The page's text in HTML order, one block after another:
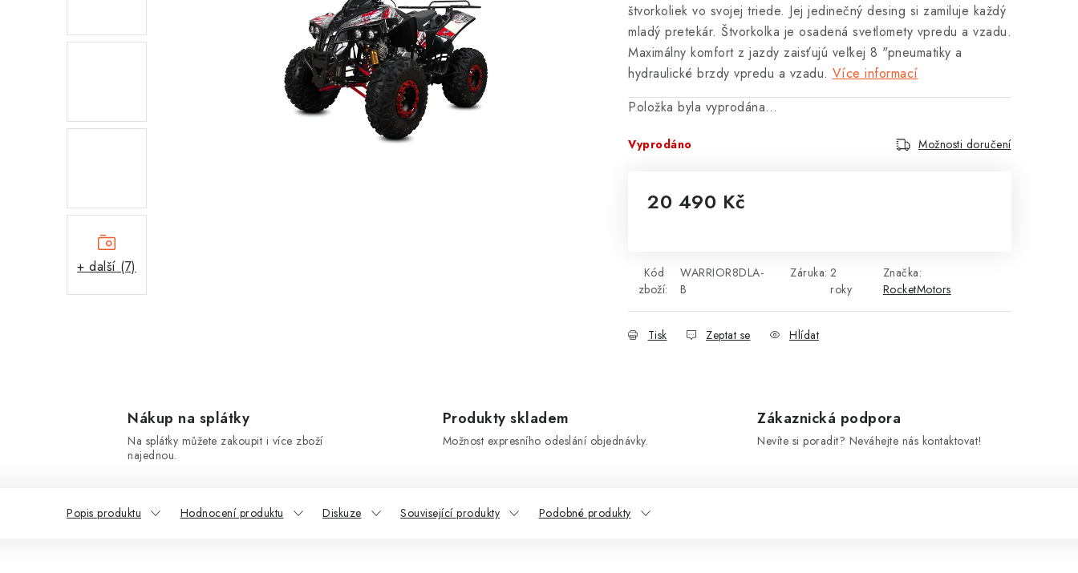
+ další (7)
štvorkoliek vo svojej triede. Jej jedinečný desing si zamiluje každý
mladý pretekár. Štvorkolka je osadená svetlomety vpredu a vzadu.
Maximálny komfort z jazdy zaisťujú veľkej 8 "pneumatiky a
hydraulické brzdy vpredu a vzadu. Více informací
Položka byla vyprodána…
Vyprodáno Možnosti doručení
20 490 Kč
Kód
zboží:
WARRIOR8DLA-
B
Záruka: 2
roky
Značka:
RocketMotors
Tisk Zeptat se Hlídat
Nákup na splátky
Na splátky můžete zakoupit i více zboží
najednou.
Produkty skladem
Možnost expresního odeslání objednávky.
Zákaznická podpora
Nevíte si poradit? Neváhejte nás kontaktovat!
Popis produktu Hodnocení produktu Diskuze Související produkty Podobné produkty